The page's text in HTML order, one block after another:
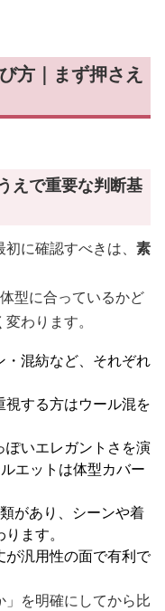
方｜まず押さえ
えで重要な判断基
に確認すべきは、 素
型に合っているかど
わります。
混紡など、それぞれ
する方はウール混を
ぽいエレガントさを演
エットは体型カバー
があり、シーンや着
ます。
汎用性の面で有利で
」を明確にしてから比